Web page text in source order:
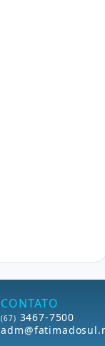
CONTATO
(67) 3467-7500